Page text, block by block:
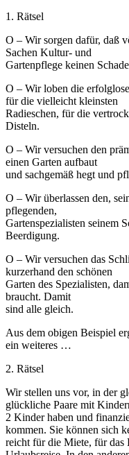
1. Rätsel
O – Wir sorgen dafür, daß
Sachen Kultur- und
Gartenpflege keinen
O – Wir loben die
für die vielleicht kleinsten
Radieschen, für die
Disteln.
O – Wir versuchen den
einen Garten aufbaut
und sachgemäß hegt und
O – Wir überlassen den,
pflegenden,
Gartenspezialisten seinem
Beerdigung.
O – Wir versuchen das
kurzerhand den schönen
Garten des Spezialisten,
braucht. Damit
sind alle gleich.
Aus dem obigen Beispiel
ein weiteres …
2. Rätsel
Wir stellen uns vor, in der
glückliche Paare mit
2 Kinder haben und
kommen. Sie können sich
reicht für die Miete, für das